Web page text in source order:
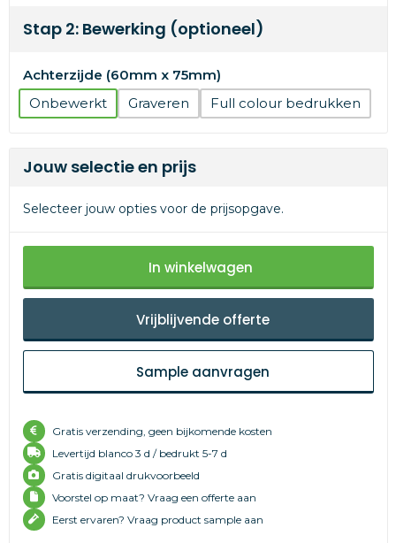
Stap 2: Bewerking (optioneel)
Achterzijde (60mm x 75mm)
Onbewerkt
Graveren Full colour
Jouw selectie en prijs
Selecteer jouw opties voor de prijsopgave.
In winkelwagen
Vrijblijvende offerte
Sample aanvragen
Gratis verzending, geen bijkomende kosten
Levertijd blanco 3 d / bedrukt 5-7 d
Gratis digitaal drukvoorbeeld
Voorstel op maat? Vraag een offerte aan
Eerst ervaren? Vraag product sample aan